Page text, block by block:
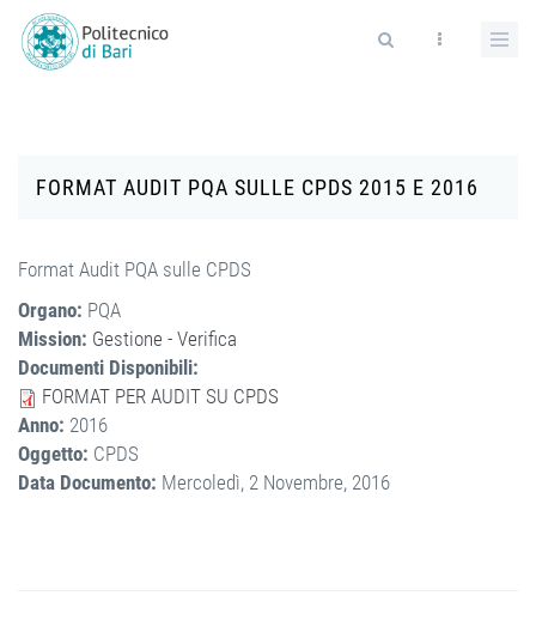
Salta al contenuto principale
FORMAT AUDIT PQA SULLE CPDS 2015 E 2016
Format Audit PQA sulle CPDS
Organo: PQA
Mission: Gestione - Verifica
Documenti Disponibili:
FORMAT PER AUDIT SU CPDS
Anno: 2016
Oggetto: CPDS
Data Documento: Mercoledì, 2 Novembre, 2016